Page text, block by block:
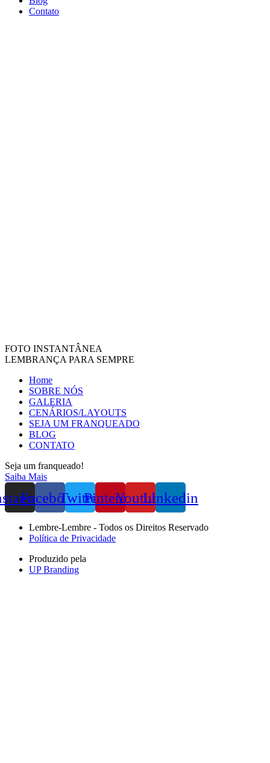
Contato
FOTO INSTANTÂNEA
LEMBRANÇA PARA SEMPRE
Home
SOBRE NÓS
GALERIA
CENÁRIOS/LAYOUTS
SEJA UM FRANQUEADO
BLOG
CONTATO
Seja um franqueado!
Saiba Mais
FacebookTwitterPinterestYoutubeLinkedin
Lembre-Lembre - Todos os Direitos Reservado
Política de Privacidade
Produzido pela
UP Branding